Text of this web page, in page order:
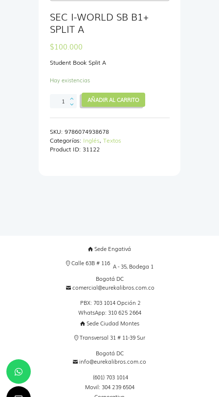
SEC I-WORLD SB B1+
SPLIT A
$100.000
Student Book Split A
Hay existencias
WORLD
B1+
SPLIT
A
AÑADIR AL CARRITO
SKU: 9786074938678
Categorías: Inglés, Textos
Product ID: 31122
Sede Engativá
Calle 63B # 116 A - 35, Bodega 1
Bogotá DC
comercial@eurekalibros.com.co
PBX: 703 1014 Opción 2
WhatsApp: 310 625 2664
Sede Ciudad Montes
Transversal 31 # 11-39 Sur
Bogotá DC
info@eurekalibros.com.co
(601) 703 1014
Movil: 304 239 6504